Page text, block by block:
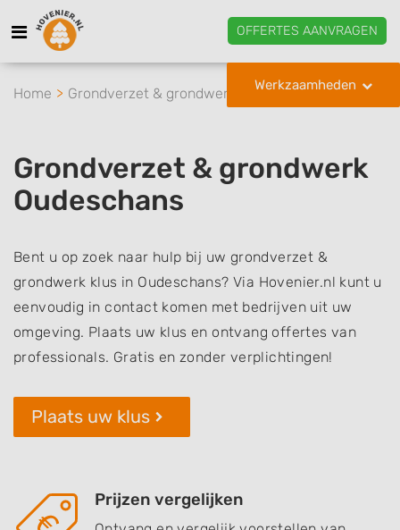
OFFERTES AANVRAGEN
Werkzaamheden
Home Grondverzet & grondwerk Oudeschans
Grondverzet & grondwerk
Oudeschans
Bent u op zoek naar hulp bij uw grondverzet &
grondwerk klus in Oudeschans? Via Hovenier.nl kunt u
eenvoudig in contact komen met bedrijven uit uw
omgeving. Plaats uw klus en ontvang offertes van
professionals. Gratis en zonder verplichtingen!
Plaats uw klus
Prijzen vergelijken